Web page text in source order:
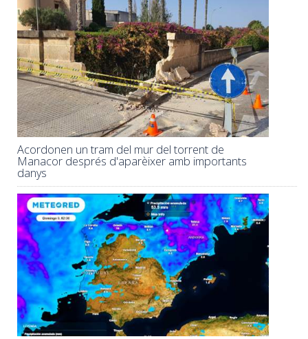
Acordonen un tram del mur del torrent de
Manacor després d'aparèixer amb importants
danys